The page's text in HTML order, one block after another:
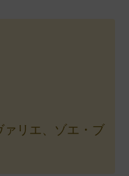
リエ、ゾエ・ブ